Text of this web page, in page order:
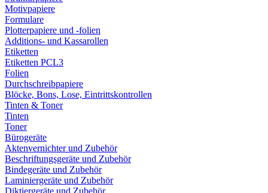
Motivpapiere
Formulare
Plotterpapiere und -folien
Additions- und Kassarollen
Etiketten
Etiketten PCL3
Folien
Durchschreibpapiere
Blöcke, Bons, Lose, Eintrittskontrollen
Tinten & Toner
Tinten
Toner
Bürogeräte
Aktenvernichter und Zubehör
Beschriftungsgeräte und Zubehör
Bindegeräte und Zubehör
Laminiergeräte und Zubehör